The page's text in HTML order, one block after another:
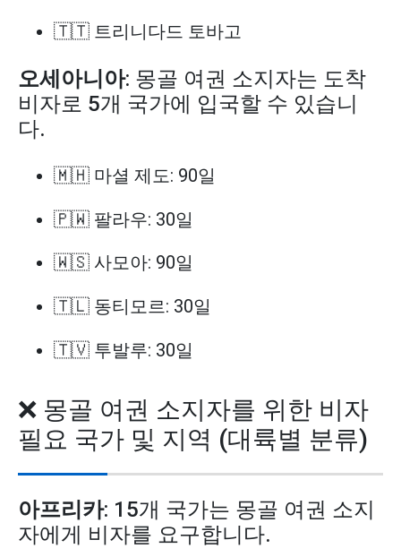
🇹🇹 트리니다드 토바고
오세아니아: 몽골 여권 소지자는 도착
비자로 5개 국가에 입국할 수 있습니
다.
🇲🇭 마셜 제도: 90일
🇵🇼 팔라우: 30일
🇼🇸 사모아: 90일
🇹🇱 동티모르: 30일
🇹🇻 투발루: 30일
❌ 몽골 여권 소지자를 위한 비자
필요 국가 및 지역 (대륙별 분류)
아프리카: 15개 국가는 몽골 여권 소지
자에게 비자를 요구합니다.